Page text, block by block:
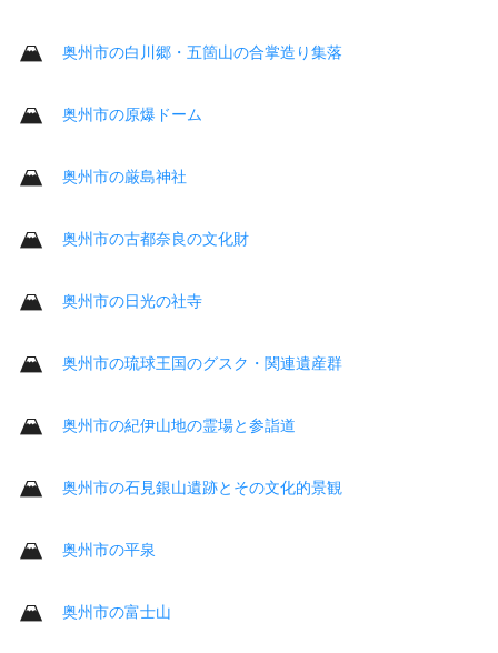
奥州市の白川郷・五箇山の合掌造り集落
奥州市の原爆ドーム
奥州市の厳島神社
奥州市の古都奈良の文化財
奥州市の日光の社寺
奥州市の琉球王国のグスク・関連遺産群
奥州市の紀伊山地の霊場と参詣道
奥州市の石見銀山遺跡とその文化的景観
奥州市の平泉
奥州市の富士山